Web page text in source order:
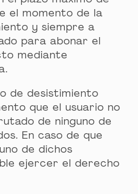
el momento de la
y siempre a
para abonar el
mediante
de desistimiento
que el usuario no
de ninguno de
En caso de que
de dichos
ejercer el derecho